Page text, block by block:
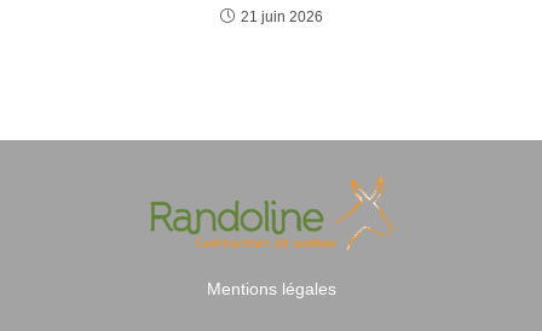
21 juin 2026
Mentions légales